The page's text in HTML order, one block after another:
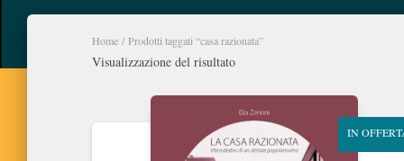
Home / Prodotti taggati “casa razionata”
Visualizzazione del risultato
IN